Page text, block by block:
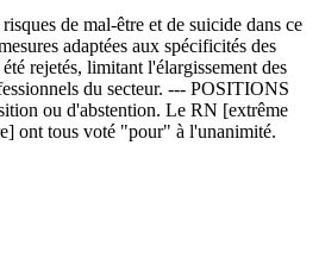
de mal-être et de suicide dans ce
adaptées aux spécificités des
rejetés, limitant l'élargissement des
du secteur. --- POSITIONS
ou d'abstention. Le RN [extrême
ont tous voté "pour" à l'unanimité.